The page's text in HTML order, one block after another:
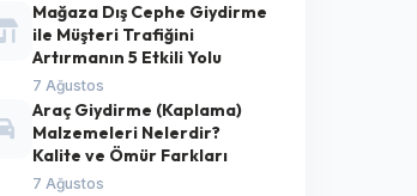
Mağaza Dış Cephe Giydirme
ile Müşteri Trafiğini
Artırmanın 5 Etkili Yolu
7 Ağustos
Araç Giydirme (Kaplama)
Malzemeleri Nelerdir?
Kalite ve Ömür Farkları
7 Ağustos